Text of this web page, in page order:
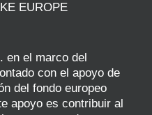
EUROPE
en el marco del
con el apoyo de
del fondo europeo
apoyo es contribuir al